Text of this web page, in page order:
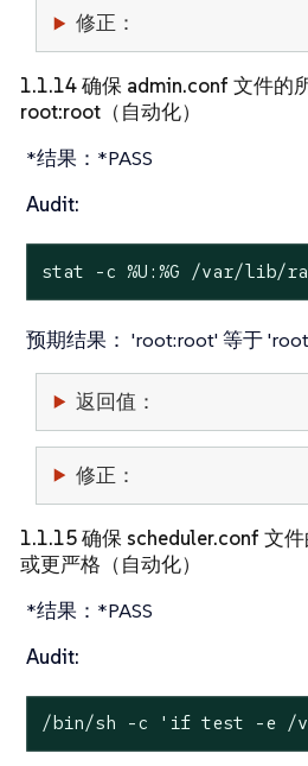
修正：
1.1.14 确保 admin.conf 文件的
root:root（自动化）
*结果：*PASS
Audit:
stat -c %U:%G /var/lib/
预期结果： 'root:root' 等于
返回值：
修正：
1.1.15 确保 scheduler.conf 文
或更严格（自动化）
*结果：*PASS
Audit:
/bin/sh -c 'if test -e /